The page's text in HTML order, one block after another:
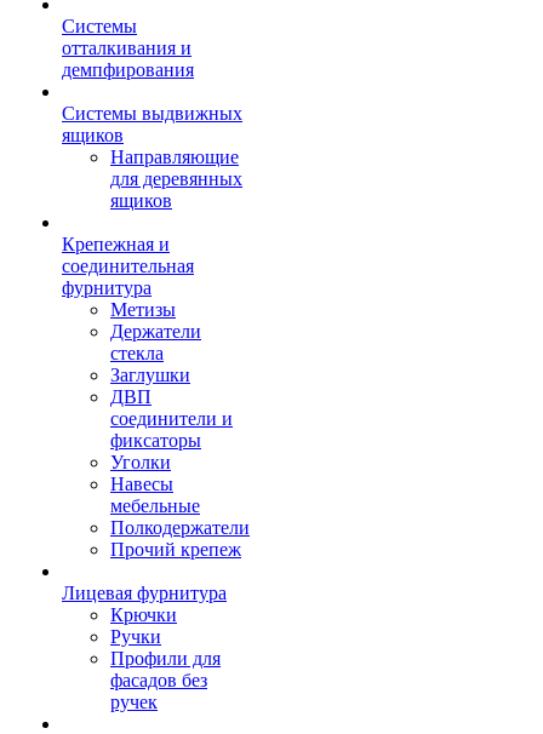
Системы
отталкивания и
демпфирования
Системы выдвижных
ящиков
Направляющие
для деревянных
ящиков
Крепежная и
соединительная
фурнитура
Метизы
Держатели
стекла
Заглушки
ДВП
соединители и
фиксаторы
Уголки
Навесы
мебельные
Полкодержатели
Прочий крепеж
Лицевая фурнитура
Крючки
Ручки
Профили для
фасадов без
ручек